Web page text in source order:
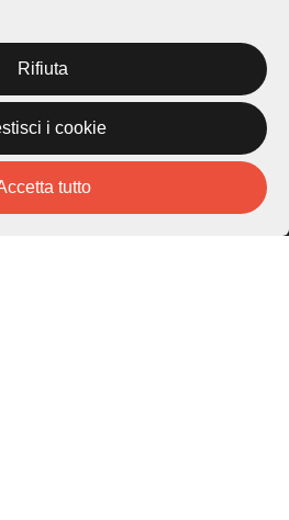
Città di Lugano
Cultura
Carlo Cattaneo 1
Rifiuta
i cookie
tutto